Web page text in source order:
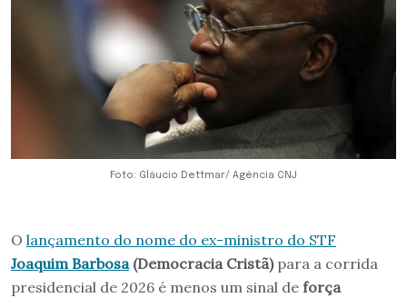
Foto: Gláucio Dettmar/ Agência CNJ
O lançamento do nome do ex-ministro do STF
Joaquim Barbosa(Democracia Cristã)para a corrida
presidencial de 2026 é menos um sinal de força